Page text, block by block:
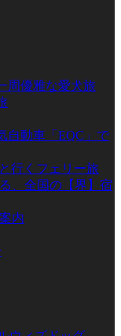
周優雅な愛犬旅
自動車「EQC」で
行くフェリー旅
、全国の【界】宿
内